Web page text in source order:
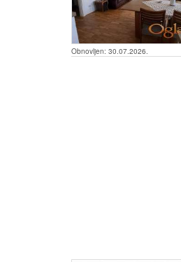
Obnovljen: 30.07.2026.